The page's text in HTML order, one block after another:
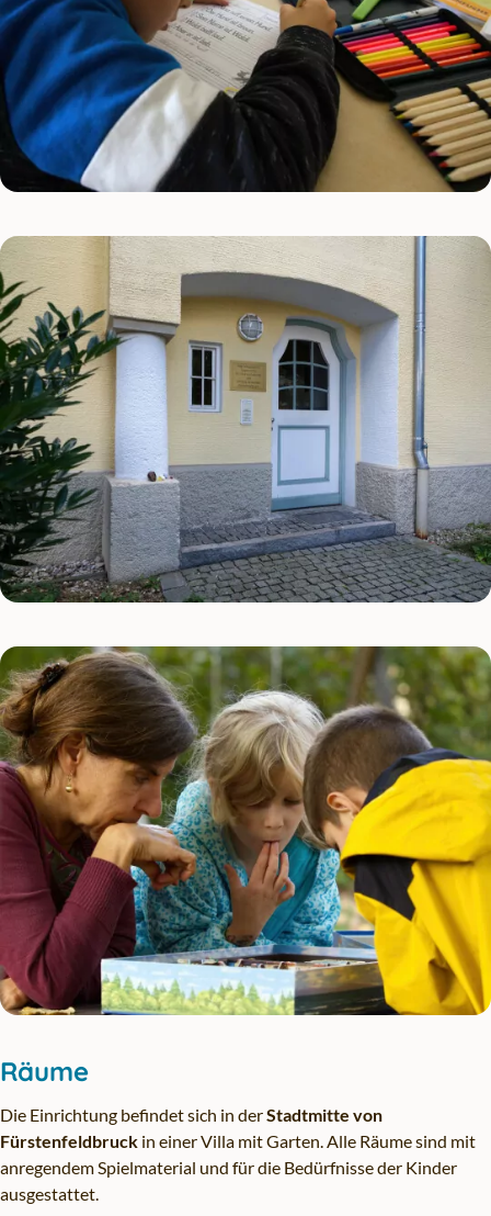
Räume
Die Einrichtung befindet sich in derStadtmitte von
Fürstenfeldbruck in einer Villa mit Garten. Alle Räume sind mit
anregendem Spielmaterial und für die Bedürfnisse der Kinder
ausgestattet.